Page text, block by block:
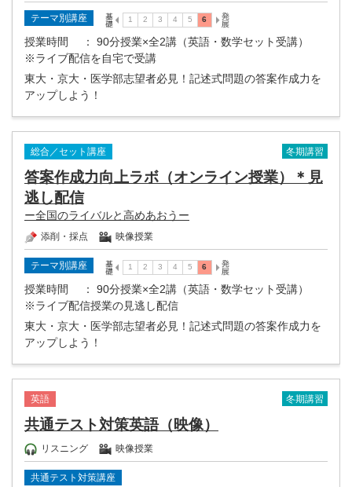
テーマ別講座
授業時間
： 90分授業×全2講（英語・数学セット受講）
※ライブ配信を自宅で受講
東大・京大・医学部志望者必見！記述式問題の答案作成力を
アップしよう！
総合／セット講座 冬期講習
答案作成力向上ラボ（オンライン授業）＊見
逃し配信
ー全国のライバルと高めあおうー
添削・採点 映像授業
テーマ別講座
授業時間
： 90分授業×全2講（英語・数学セット受講）
※ライブ配信授業の見逃し配信
東大・京大・医学部志望者必見！記述式問題の答案作成力を
アップしよう！
英語 冬期講習
共通テスト対策英語（映像）
リスニング 映像授業
共通テスト対策講座